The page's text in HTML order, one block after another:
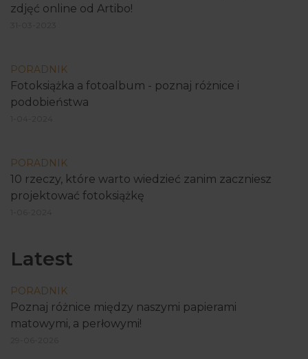
zdjęć online od Artibo!
PORADNIK
Fotoksiążka a fotoalbum - poznaj różnice i
podobieństwa
PORADNIK
10 rzeczy, które warto wiedzieć zanim zaczniesz
projektować fotoksiążkę
Latest
PORADNIK
Poznaj różnice między naszymi papierami
matowymi, a perłowymi!